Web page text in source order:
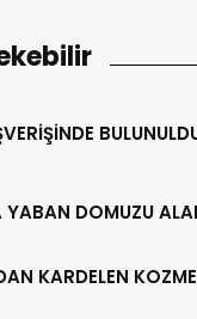
YABAN DOMUZU
KARDELEN